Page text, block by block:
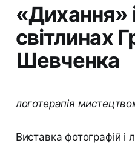
«Дихання»
світлинах
Шевченка
логотерапія
Виставка фотографій і